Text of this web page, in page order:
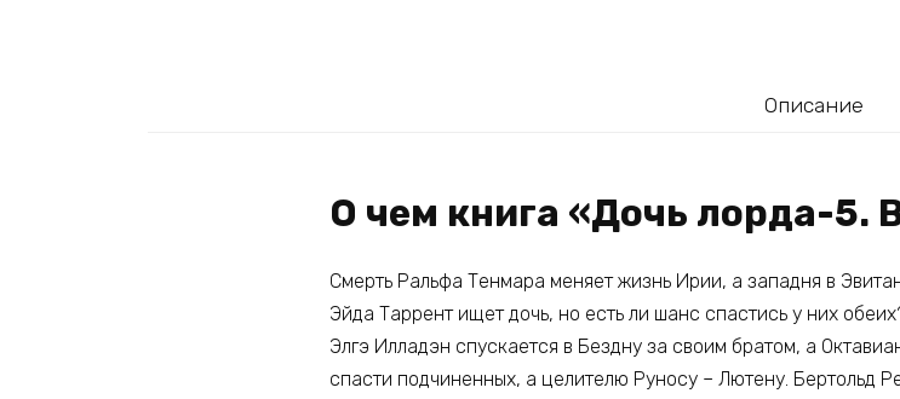
Описание
О чем книга «Дочь лорда-5.
Смерть Ральфа Тенмара меняет жизнь Ирии, а западня в
Эйда Таррент ищет дочь, но есть ли шанс спастись у них
Элгэ Илладэн спускается в Бездну за своим братом, а
спасти подчиненных, а целителю Руносу – Лютену. Бертольд